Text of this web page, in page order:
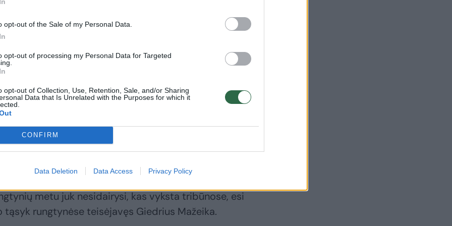
opt-out of the Sale of my Personal Data.
opt-out of processing my Personal Data for Targeted
opt-out of Collection, Use, Retention, Sale, and/or Sharing
Data that Is Unrelated with the Purposes for which it
CONFIRM
Data Deletion Data Access Privacy Policy
buvo iškėlę transparantą, kuriame „spindėjo“
erdvėje ir naujienų portaluose pasmerkė vietos
pasižymi ne pirmą kartą. Prieš daugiau
rungtynėse prieš Charkivo „Metalist“ į Ukrainą
taip pat teigė, kad Lvivas ir Vilnius priklauso
ir Lwow. Bet nieko apie jį negalvojau – tiesiog
metu juk nesidairysi, kas vyksta tribūnose, esi
tąsyk rungtynėse teisėjavęs Giedrius Mažeika.